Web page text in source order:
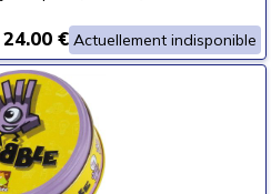
Actuellement indisponible
24.00 €